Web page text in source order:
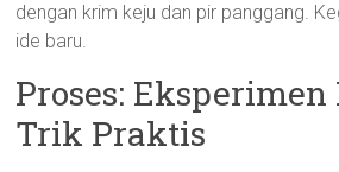
dengan krim keju dan pir panggang.
ide baru.
Proses:
Trik Praktis